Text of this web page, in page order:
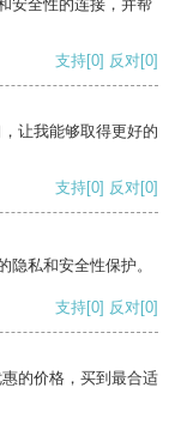
安全性的连接，并帮
支持[0] 反对[0]
让我能够取得更好的
支持[0] 反对[0]
私和安全性保护。
支持[0] 反对[0]
的价格，买到最合适